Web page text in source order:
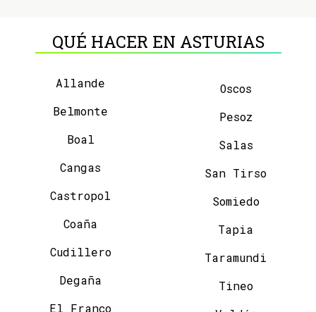
QUÉ HACER EN ASTURIAS
Allande
Belmonte
Boal
Cangas
Castropol
Coaña
Cudillero
Degaña
El Franco
Oscos
Pesoz
Salas
San Tirso
Somiedo
Tapia
Taramundi
Tineo